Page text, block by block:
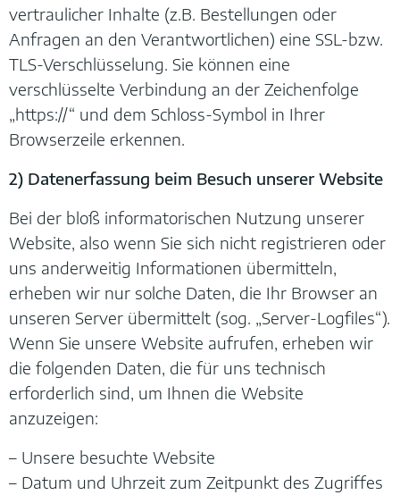
vertraulicher Inhalte (z.B. Bestellungen oder
Anfragen an den Verantwortlichen) eine SSL-bzw.
TLS-Verschlüsselung. Sie können eine
verschlüsselte Verbindung an der Zeichenfolge
„https://“ und dem Schloss-Symbol in Ihrer
Browserzeile erkennen.
2) Datenerfassung beim Besuch unserer Website
Bei der bloß informatorischen Nutzung unserer
Website, also wenn Sie sich nicht registrieren oder
uns anderweitig Informationen übermitteln,
erheben wir nur solche Daten, die Ihr Browser an
unseren Server übermittelt (sog. „Server-Logfiles“).
Wenn Sie unsere Website aufrufen, erheben wir
die folgenden Daten, die für uns technisch
erforderlich sind, um Ihnen die Website
anzuzeigen:
– Unsere besuchte Website
– Datum und Uhrzeit zum Zeitpunkt des Zugriffes